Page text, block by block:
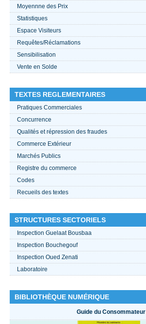
????
Moyennne des Prix
Statistiques
Espace Visiteurs
Requêtes/Réclamations
Sensibilisation
Vente en Solde
TEXTES REGLEMENTAIRES
Pratiques Commerciales
Concurrence
Qualités et répression des fraudes
Commerce Extérieur
Marchés Publics
Registre du commerce
Codes
Recueils des textes
STRUCTURES SECTORIELS
Inspection Guelaat Bousbaa
Inspection Bouchegouf
Inspection Oued Zenati
Laboratoire
BIBLIOTHÈQUE NUMÉRIQUE
Guide du Consommateur